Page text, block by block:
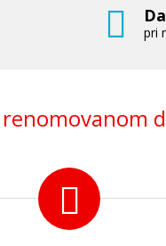
pri
renomovanom